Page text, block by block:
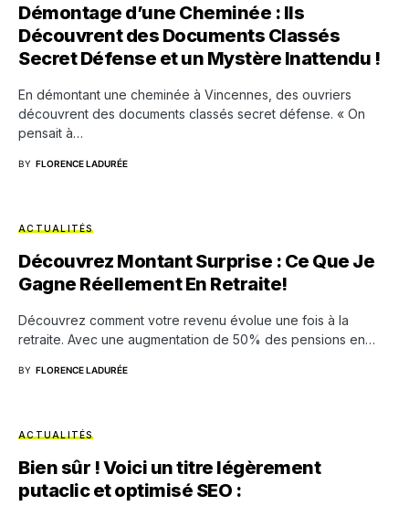
Démontage d’une Cheminée : Ils
Découvrent des Documents Classés
Secret Défense et un Mystère Inattendu !
En démontant une cheminée à Vincennes, des ouvriers
découvrent des documents classés secret défense. « On
pensait à…
BY FLORENCE LADURÉE
ACTUALITÉS
Découvrez Montant Surprise : Ce Que Je
Gagne Réellement En Retraite!
Découvrez comment votre revenu évolue une fois à la
retraite. Avec une augmentation de 50% des pensions en…
BY FLORENCE LADURÉE
ACTUALITÉS
Bien sûr ! Voici un titre légèrement
putaclic et optimisé SEO :